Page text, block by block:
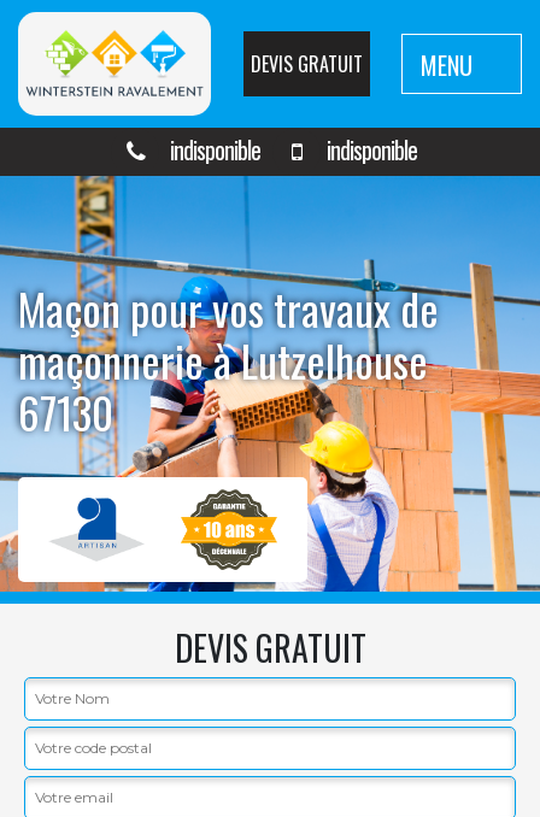
DEVIS GRATUIT MENU
indisponible indisponible
Maçon pour vos travaux de
maçonnerie à Lutzelhouse
67130
DEVIS GRATUIT